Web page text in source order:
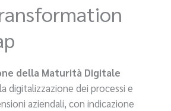
della Maturità Digitale
digitalizzazione dei processi e
aziendali, con indicazione